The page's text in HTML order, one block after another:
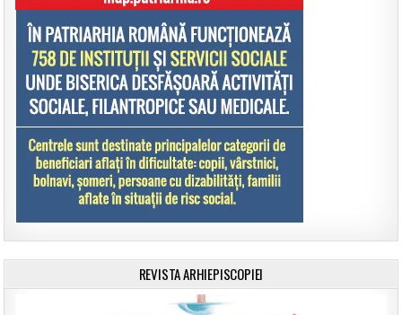
REVISTA ARHIEPISCOPIEI